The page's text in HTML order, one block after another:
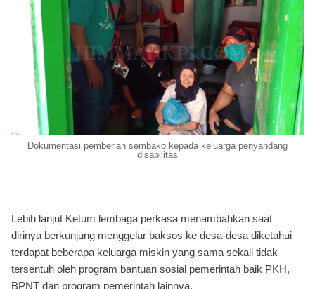
Dokumentasi pemberian sembako kepada keluarga penyandang
disabilitas
Lebih lanjut Ketum lembaga perkasa menambahkan saat
dirinya berkunjung menggelar baksos ke desa-desa diketahui
terdapat beberapa keluarga miskin yang sama sekali tidak
tersentuh oleh program bantuan sosial pemerintah baik PKH,
BPNT dan program pemerintah lainnya.